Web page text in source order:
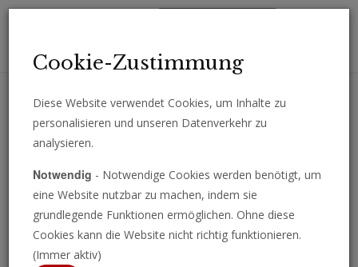
Erhalten Sie wichtige Analysen, Kommentare und Nachrichten
Cookie-Zustimmung
Diese Website verwendet Cookies, um Inhalte zu
personalisieren und unseren Datenverkehr zu
analysieren.
Notwendig - Notwendige Cookies werden benötigt, um
eine Website nutzbar zu machen, indem sie
grundlegende Funktionen ermöglichen. Ohne diese
Cookies kann die Website nicht richtig funktionieren.
(Immer aktiv)